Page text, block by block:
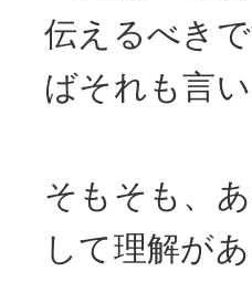
伝えるべき
ばそれも言い
そもそも、
して理解が